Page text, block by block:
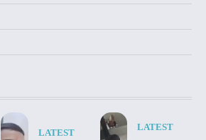
LATEST
LATEST